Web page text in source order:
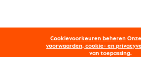
Word lid van Nevi
Nevi PMI®
Onderhandelen
Opleidingen
Maatwerk
Cookievoorkeuren beheren
voorwaarden, cookie- en
van toepassing.